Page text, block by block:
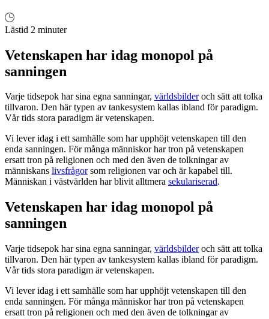
Lästid 2 minuter
Vetenskapen har idag monopol på
sanningen
Varje tidsepok har sina egna sanningar, världsbilderoch sätt att tolka
tillvaron. Den här typen av tankesystem kallas ibland för paradigm.
Vår tids stora paradigm är vetenskapen.
Vi lever idag i ett samhälle som har upphöjt vetenskapen till den
enda sanningen. För många människor har tron på vetenskapen
ersatt tron på religionen och med den även de tolkningar av
människans livsfrågorsom religionen var och är kapabel till.
Människan i västvärlden har blivit alltmera sekulariserad.
Vetenskapen har idag monopol på
sanningen
Varje tidsepok har sina egna sanningar, världsbilderoch sätt att tolka
tillvaron. Den här typen av tankesystem kallas ibland för paradigm.
Vår tids stora paradigm är vetenskapen.
Vi lever idag i ett samhälle som har upphöjt vetenskapen till den
enda sanningen. För många människor har tron på vetenskapen
ersatt tron på religionen och med den även de tolkningar av